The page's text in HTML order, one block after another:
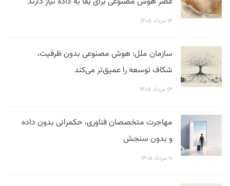
۱۴ مرداد ۱۴۰۵
سازمان ملل: هوش مصنوعی بدون ظرفیت،
شکاف توسعه را عمیق‌تر می‌کند
۱۳ مرداد ۱۴۰۵
مهاجرت متخصصان فناوری، حکمرانی بدون داده
و بدون سنجش
۱۰ مرداد ۱۴۰۵